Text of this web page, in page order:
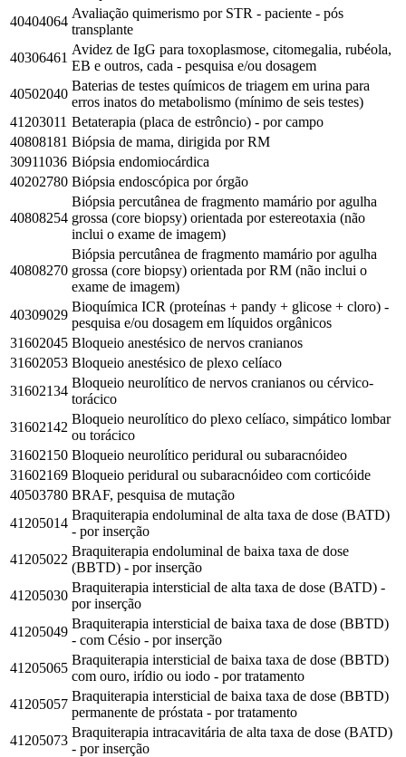
40404064
Avaliação quimerismo por STR - paciente - pós
transplante
40306461
Avidez de IgG para toxoplasmose, citomegalia, rubéola,
EB e outros, cada - pesquisa e/ou dosagem
40502040
Baterias de testes químicos de triagem em urina para
erros inatos do metabolismo (mínimo de seis testes)
41203011 Betaterapia (placa de estrôncio) - por campo
40808181 Biópsia de mama, dirigida por RM
30911036 Biópsia endomiocárdica
40202780 Biópsia endoscópica por órgão
40808254
Biópsia percutânea de fragmento mamário por agulha
grossa (core biopsy) orientada por estereotaxia (não
inclui o exame de imagem)
40808270
Biópsia percutânea de fragmento mamário por agulha
grossa (core biopsy) orientada por RM (não inclui o
exame de imagem)
40309029
Bioquímica ICR (proteínas + pandy + glicose + cloro) -
pesquisa e/ou dosagem em líquidos orgânicos
31602045 Bloqueio anestésico de nervos cranianos
31602053 Bloqueio anestésico de plexo celíaco
31602134
Bloqueio neurolítico de nervos cranianos ou cérvico-
torácico
31602142
Bloqueio neurolítico do plexo celíaco, simpático lombar
ou torácico
31602150 Bloqueio neurolítico peridural ou subaracnóideo
31602169 Bloqueio peridural ou subaracnóideo com corticóide
40503780 BRAF, pesquisa de mutação
41205014
Braquiterapia endoluminal de alta taxa de dose (BATD)
- por inserção
41205022
Braquiterapia endoluminal de baixa taxa de dose
(BBTD) - por inserção
41205030
Braquiterapia intersticial de alta taxa de dose (BATD) -
por inserção
41205049
Braquiterapia intersticial de baixa taxa de dose (BBTD)
- com Césio - por inserção
41205065
Braquiterapia intersticial de baixa taxa de dose (BBTD)
com ouro, irídio ou iodo - por tratamento
41205057
Braquiterapia intersticial de baixa taxa de dose (BBTD)
permanente de próstata - por tratamento
41205073
Braquiterapia intracavitária de alta taxa de dose (BATD)
- por inserção